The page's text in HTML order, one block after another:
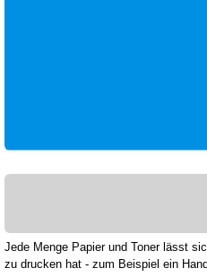
Jede Menge Papier und Toner lässt
zu drucken hat - zum Beispiel ein